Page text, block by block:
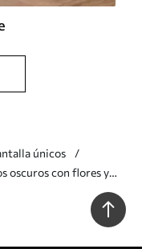
únicos
oscuros con flores y